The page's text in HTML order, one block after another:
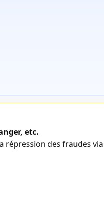
etc.
répression des fraudes via